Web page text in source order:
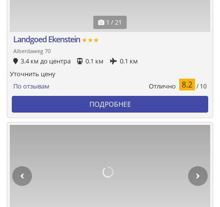
1 / 21
Landgoed Ekenstein ★★★
Alberdaweg 70
3.4 км до центра 0.1 км 0.1 км
По отзывам Отлично 8.2 / 10
Уточнить цену
ПОДРОБНЕЕ